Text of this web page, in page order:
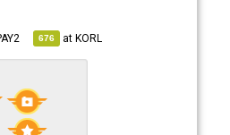
676 atKORL